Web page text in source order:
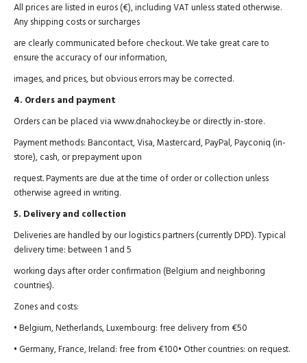
All prices are listed in euros (€), including VAT unless stated otherwise.
Any shipping costs or surcharges
are clearly communicated before checkout. We take great care to
ensure the accuracy of our information,
images, and prices, but obvious errors may be corrected.
4. Orders and payment
Orders can be placed via www.dnahockey.be or directly in-store.
Payment methods: Bancontact, Visa, Mastercard, PayPal, Payconiq (in-
store), cash, or prepayment upon
request. Payments are due at the time of order or collection unless
otherwise agreed in writing.
5. Delivery and collection
Deliveries are handled by our logistics partners (currently DPD). Typical
delivery time: between 1 and 5
working days after order confirmation (Belgium and neighboring
countries).
Zones and costs:
• Belgium, Netherlands, Luxembourg: free delivery from €50
• Germany, France, Ireland: free from €100• Other countries: on request.